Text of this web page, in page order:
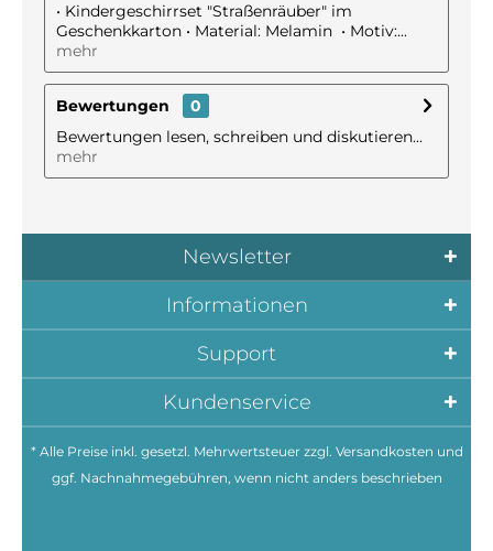
• Kindergeschirrset "Straßenräuber" im
Geschenkkarton • Material: Melamin • Motiv:...
mehr
Bewertungen
0
Bewertungen lesen, schreiben und diskutieren...
mehr
Kundenservice
Support
Informationen
Newsletter
* Alle Preise inkl. gesetzl. Mehrwertsteuer zzgl. Versandkosten und
ggf. Nachnahmegebühren, wenn nicht anders beschrieben